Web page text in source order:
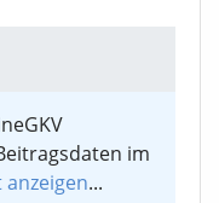
im
anzeigen...